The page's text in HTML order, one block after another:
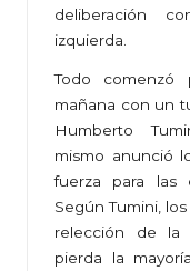
deliberación
izquierda.
Todo
mañana con un
Humberto
mismo anunció
fuerza para las
Según Tumini,
relección de la
pierda la